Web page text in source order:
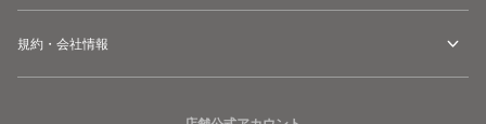
規約・会社情報